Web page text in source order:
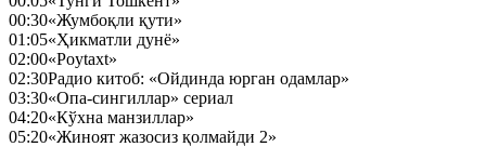
00:30«Жумбоқли қути»
01:05«Ҳикматли дунё»
02:00«Poytaxt»
02:30Радио китоб: «Ойдинда юрган одамлар»
03:30«Опа-сингиллар» сериал
04:20«Кўхна манзиллар»
05:20«Жиноят жазосиз қолмайди 2»